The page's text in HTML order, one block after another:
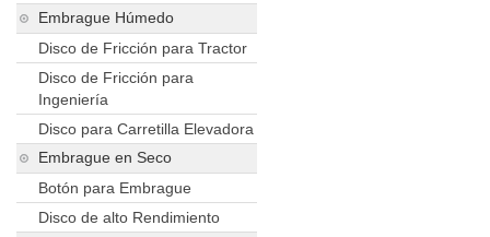
Embrague Húmedo
Disco de Fricción para Tractor
Disco de Fricción para
Ingeniería
Disco para Carretilla Elevadora
Embrague en Seco
Botón para Embrague
Disco de alto Rendimiento